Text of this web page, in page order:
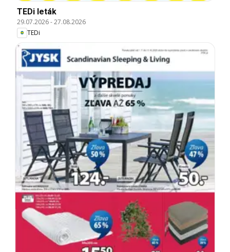
TEDi leták
29.07.2026-27.08.2026
TEDi